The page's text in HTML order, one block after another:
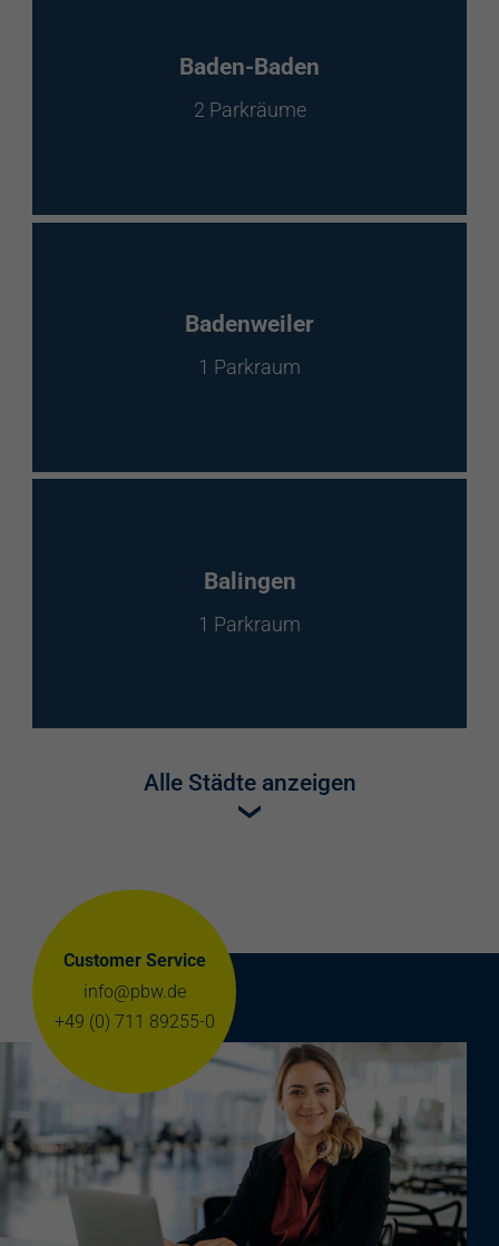
Baden-Baden
2 Parkräume
Badenweiler
1 Parkraum
Balingen
1 Parkraum
Alle Städte anzeigen
Customer Service
info@pbw.de
+49 (0) 711 89255-0